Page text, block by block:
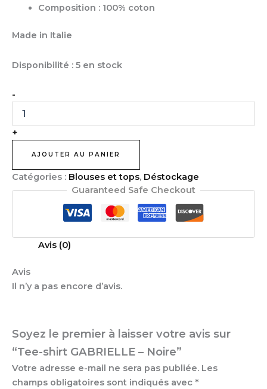
Composition : 100% coton
Made in Italie
Disponibilité : 5 en stock
-
+
AJOUTER AU PANIER
Catégories : Blouses et tops, Déstockage
Guaranteed Safe Checkout
Avis (0)
Avis
Il n’y a pas encore d’avis.
Soyez le premier à laisser votre avis sur
“Tee-shirt GABRIELLE – Noire”
Votre adresse e-mail ne sera pas publiée. Les
champs obligatoires sont indiqués avec *